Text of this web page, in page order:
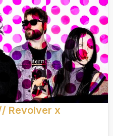
Revolver x